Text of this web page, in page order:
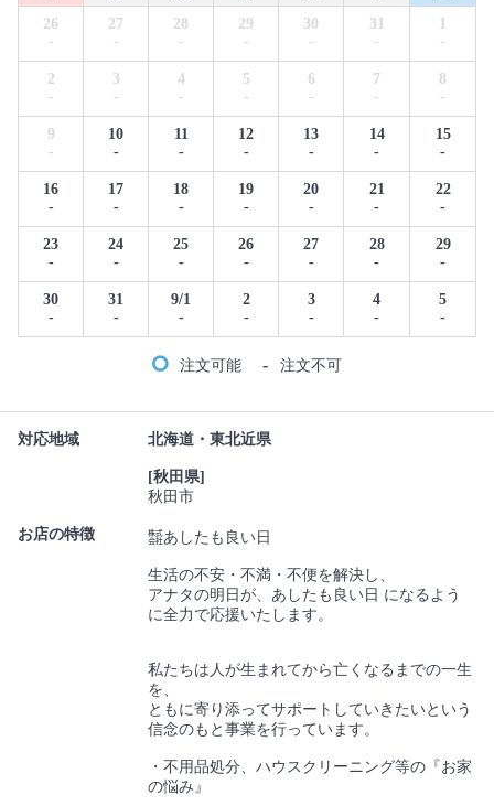
26
-
27
-
28
-
29
-
30
-
31
-
1
-
2
-
3
-
4
-
5
-
6
-
7
-
8
-
9
-
10
-
11
-
12
-
13
-
14
-
15
-
16
-
17
-
18
-
19
-
20
-
21
-
22
-
23
-
24
-
25
-
26
-
27
-
28
-
29
-
30
-
31
-
9/1
-
2
-
3
-
4
-
5
-
注文可能 - 注文不可
対応地域 北海道・東北近県
[秋田県]
秋田市
お店の特徴 ㍿あしたも良い日
生活の不安・不満・不便を解決し、
アナタの明日が、あしたも良い日 になるよう
に全力で応援いたします。
私たちは人が生まれてから亡くなるまでの一生
を、
ともに寄り添ってサポートしていきたいという
信念のもと事業を行っています。
・不用品処分、ハウスクリーニング等の『お家
の悩み』